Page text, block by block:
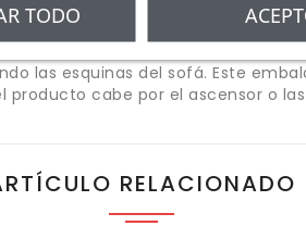
las esquinas del sofá. Este
cabe por el ascensor o
RELACIONADO
TODO